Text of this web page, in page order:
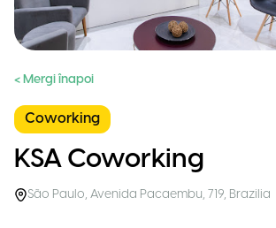
< Mergi înapoi
Coworking
KSA Coworking
São Paulo, Avenida Pacaembu, 719, Brazilia